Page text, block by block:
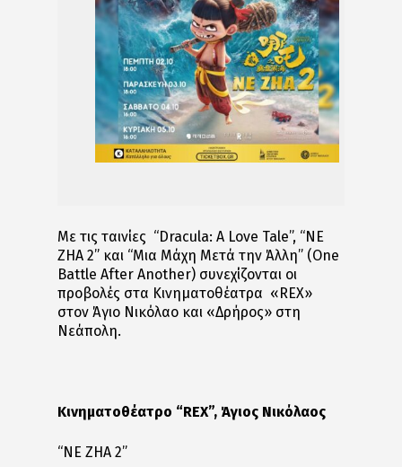
Με τις ταινίες “Dracula: A Love Tale”, “NE
ZHA 2” και “Μια Μάχη Μετά την Άλλη” (One
Battle After Another) συνεχίζονται οι
προβολές στα Κινηματοθέατρα «REX»
στον Άγιο Νικόλαο και «Δρήρος» στη
Νεάπολη.
Κινηματοθέατρο “REX”, Άγιος Νικόλαος
“NE ZHA 2”